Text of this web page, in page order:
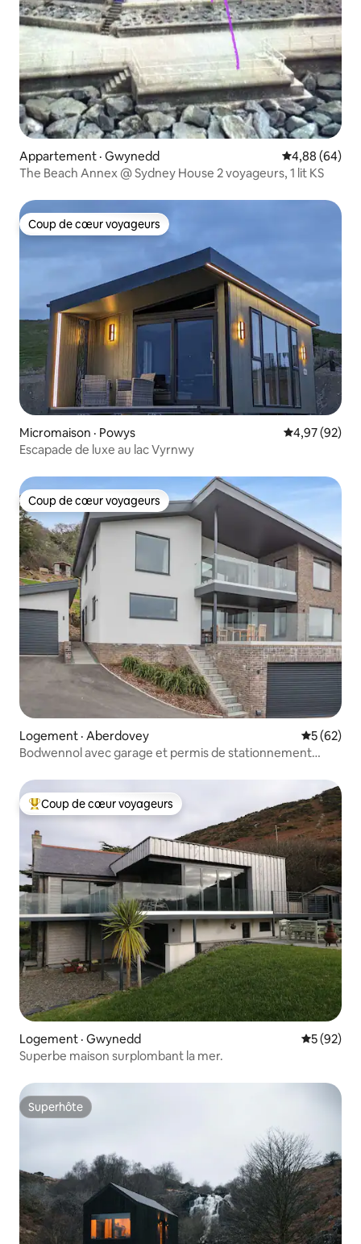
Appartement · Gwynedd Note
4,88 (64)
The Beach Annex @ Sydney House 2 voyageurs, 1 lit KS
Coup de cœur voyageurs
Coup de cœur voyageurs
Micromaison · Powys Note
4,97 (92)
Escapade de luxe au lac Vyrnwy
Coup de cœur voyageurs
Coup de cœur voyageurs
Logement · Aberdovey Note
5 (62)
Bodwennol avec garage et permis de stationnement
Coup de cœur voyageurs parmi les plus aimés
Coup de cœur voyageurs
Logement · Gwynedd Note
5 (92)
Superbe maison surplombant la mer.
Superhôte
Superhôte